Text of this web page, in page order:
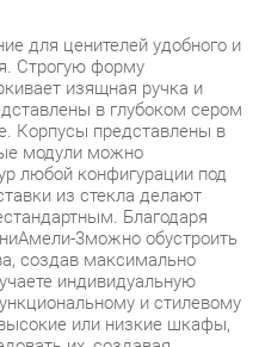
изящная ручка и
в глубоком сером
представлены в
модули можно
любой конфигурации под
из стекла делают
Благодаря
3можно обустроить
создав максимально
индивидуальную
и стилевому
или низкие шкафы,
их, создавая
шкафы - преимущество
почти до потолка -
редко используемые вещи.